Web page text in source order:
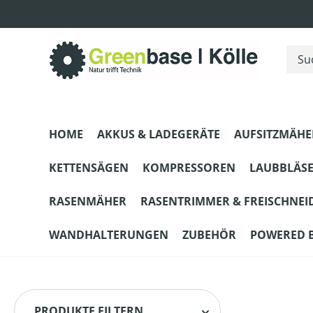
HOME AKKUS & LADEGERÄTE
KETTENSÄGEN KOMPRESSOREN
RASENMÄHER RASENTRIMMER &
WANDHALTERUNGEN ZUBEHÖR POWERED